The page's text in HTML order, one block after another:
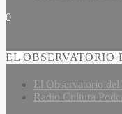
0
EL OBSERVATORIO
El Observatorio
Radio Cultura